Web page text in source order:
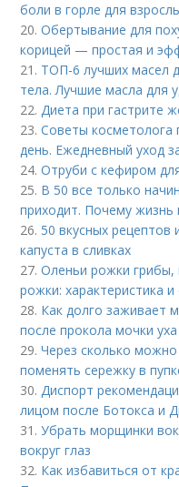
боли в горле для
20.Обертывание для
корицей — простая и
21. ТОП-6 лучших масел
тела. Лучшие масла для
22.Диета при гастрите
23.Советы косметолога
день. Ежедневный уход
24.Отруби с кефиром
25. В 50 все только
приходит. Почему жизнь
26. 50 вкусных рецептов
капуста в сливках
27.Оленьи рожки грибы,
рожки: характеристика
28. Как долго заживает
после прокола мочки уха
29.Через сколько
поменять сережку в
30.Диспорт
лицом после Ботокса и
31.Убрать морщинки
вокруг глаз
32. Как избавиться от